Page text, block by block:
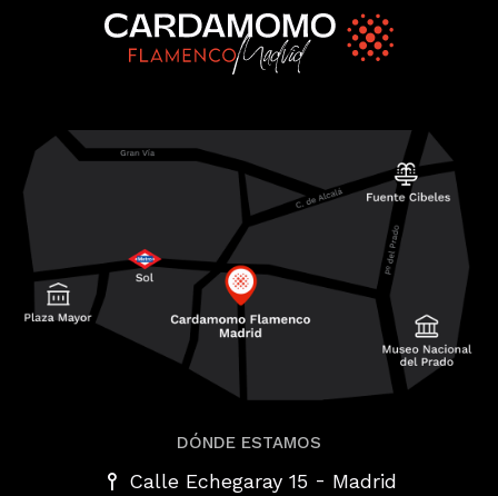
DÓNDE ESTAMOS
Calle Echegaray 15 - Madrid